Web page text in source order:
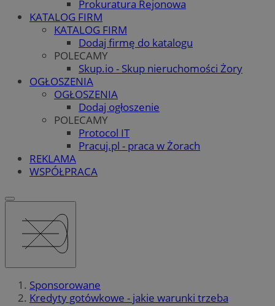
Prokuratura Rejonowa
KATALOG FIRM
KATALOG FIRM
Dodaj firmę do katalogu
POLECAMY
Skup.io - Skup nieruchomości Żory
OGŁOSZENIA
OGŁOSZENIA
Dodaj ogłoszenie
POLECAMY
Protocol IT
Pracuj.pl - praca w Żorach
REKLAMA
WSPÓŁPRACA
Sponsorowane
​​​​​​​Kredyty gotówkowe - jakie warunki trzeba